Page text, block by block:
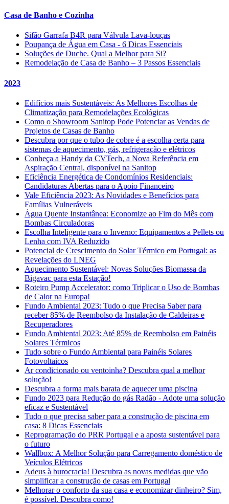
Casa de Banho e Cozinha
Sifão Garrafa B4R para Válvula Lava-louças
Poupança de Água em Casa - 6 Dicas Essenciais
Soluções de Duche. Qual a Melhor para Si?
Remodelação de Casa de Banho – 3 Passos Essenciais
2023
Edifícios mais Sustentáveis: As Melhores Escolhas de
Climatização para Remodelações Ecológicas
Como o Showroom Sanitop Pode Potenciar as Vendas de
Projetos de Casas de Banho
Descubra por que o tubo de cobre é a escolha certa para
sistemas de aquecimento, gás, refrigeração e elétricos
Conheça a Handy da CVTech, a Nova Referência em
Aspiração Central, disponível na Sanitop
Eficiência Energética de Condomínios Residenciais:
Candidaturas Abertas para o Apoio Financeiro
Vale Eficiência 2023: As Novidades e Benefícios para
Famílias Vulneráveis
Água Quente Instantânea: Economize ao Fim do Mês com
Bombas Circuladoras
Escolha Inteligente para o Inverno: Equipamentos a Pellets ou
Lenha com IVA Reduzido
Potencial de Crescimento do Solar Térmico em Portugal: as
Revelações do LNEG
Aquecimento Sustentável: Novas Soluções Biomassa da
Bigavac para esta Estação!
Roteiro Pump Accelerator: como Triplicar o Uso de Bombas
de Calor na Europa!
Fundo Ambiental 2023: Tudo o que Precisa Saber para
receber 85% de Reembolso da Instalação de Caldeiras e
Recuperadores
Fundo Ambiental 2023: Até 85% de Reembolso em Painéis
Solares Térmicos
Tudo sobre o Fundo Ambiental para Painéis Solares
Fotovoltaicos
Ar condicionado ou ventoinha? Descubra qual a melhor
solução!
Descubra a forma mais barata de aquecer uma piscina
Fundo 2023 para Redução do gás Radão - Adote uma solução
eficaz e Sustentável
Tudo o que precisa saber para a construção de piscina em
casa: 8 Dicas Essenciais
Reprogramação do PRR Portugal e a aposta sustentável para
o futuro
Wallbox: A Melhor Solução para Carregamento doméstico de
Veículos Elétricos
Adeus à burocracia! Descubra as novas medidas que vão
simplificar a construção de casas em Portugal
Melhorar o conforto da sua casa e economizar dinheiro? Sim,
é possível. Descubra como!